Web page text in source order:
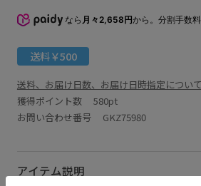
なら 月々2,658円から。分割手数
送料￥500
送料、お届け日数、お届け日時指定について
獲得ポイント数 580pt
お問い合わせ番号 GKZ75980
アイテム説明